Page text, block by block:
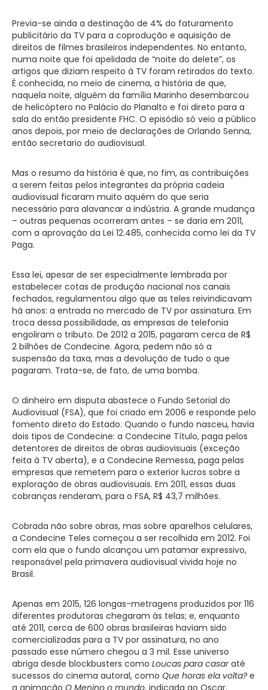
Previa-se ainda a destinação de 4% do faturamento
publicitário da TV para a coprodução e aquisição de
direitos de filmes brasileiros independentes. No entanto,
numa noite que foi apelidada de “noite do delete”, os
artigos que diziam respeito à TV foram retirados do texto.
É conhecida, no meio de cinema, a história de que,
naquela noite, alguém da família Marinho desembarcou
de helicóptero no Palácio do Planalto e foi direto para a
sala do então presidente FHC. O episódio só veio a público
anos depois, por meio de declarações de Orlando Senna,
então secretario do audiovisual.
Mas o resumo da história é que, no fim, as contribuições
a serem feitas pelos integrantes da própria cadeia
audiovisual ficaram muito aquém do que seria
necessário para alavancar a indústria. A grande mudança
– outras pequenas ocorreram antes – se daria em 2011,
com a aprovação da Lei 12.485, conhecida como lei da TV
Paga.
Essa lei, apesar de ser especialmente lembrada por
estabelecer cotas de produção nacional nos canais
fechados, regulamentou algo que as teles reivindicavam
há anos: a entrada no mercado de TV por assinatura. Em
troca dessa possibilidade, as empresas de telefonia
engoliram o tributo. De 2012 a 2015, pagaram cerca de R$
2 bilhões de Condecine. Agora, pedem não só a
suspensão da taxa, mas a devolução de tudo o que
pagaram. Trata-se, de fato, de uma bomba.
O dinheiro em disputa abastece o Fundo Setorial do
Audiovisual (FSA), que foi criado em 2006 e responde pelo
fomento direto do Estado. Quando o fundo nasceu, havia
dois tipos de Condecine: a Condecine Título, paga pelos
detentores de direitos de obras audiovisuais (exceção
feita à TV aberta), e a Condecine Remessa, paga pelas
empresas que remetem para o exterior lucros sobre a
exploração de obras audiovisuais. Em 2011, essas duas
cobranças renderam, para o FSA, R$ 43,7 milhões.
Cobrada não sobre obras, mas sobre aparelhos celulares,
a Condecine Teles começou a ser recolhida em 2012. Foi
com ela que o fundo alcançou um patamar expressivo,
responsável pela primavera audiovisual vivida hoje no
Brasil.
Apenas em 2015, 126 longas-metragens produzidos por 116
diferentes produtoras chegaram às telas; e, enquanto
até 2011, cerca de 600 obras brasileiras haviam sido
comercializadas para a TV por assinatura, no ano
passado esse número chegou a 3 mil. Esse universo
abriga desde blockbusters como Loucas para casaraté
sucessos do cinema autoral, como Que horas ela volta?e
a animação O Menino o mundo, indicada ao Oscar.